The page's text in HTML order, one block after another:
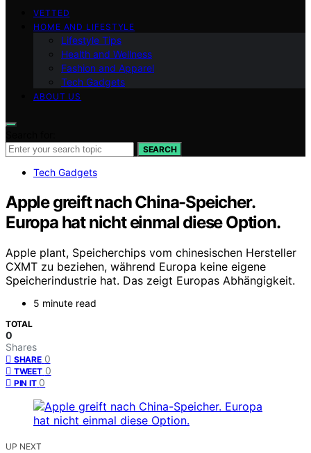
VETTED
HOME AND LIFESTYLE
Lifestyle Tips
Health and Wellness
Fashion and Apparel
Tech Gadgets
ABOUT US
SEARCH
Tech Gadgets
Apple greift nach China-Speicher.
Europa hat nicht einmal diese Option.
Apple plant, Speicherchips vom chinesischen Hersteller
CXMT zu beziehen, während Europa keine eigene
Speicherindustrie hat. Das zeigt Europas Abhängigkeit.
5 minute read
TOTAL
0
Shares
SHARE 0
TWEET 0
PIN IT 0
UP NEXT